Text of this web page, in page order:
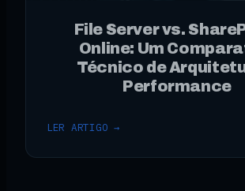
File Server vs.
Online: Um
Técnico de
Performance
LER ARTIGO →